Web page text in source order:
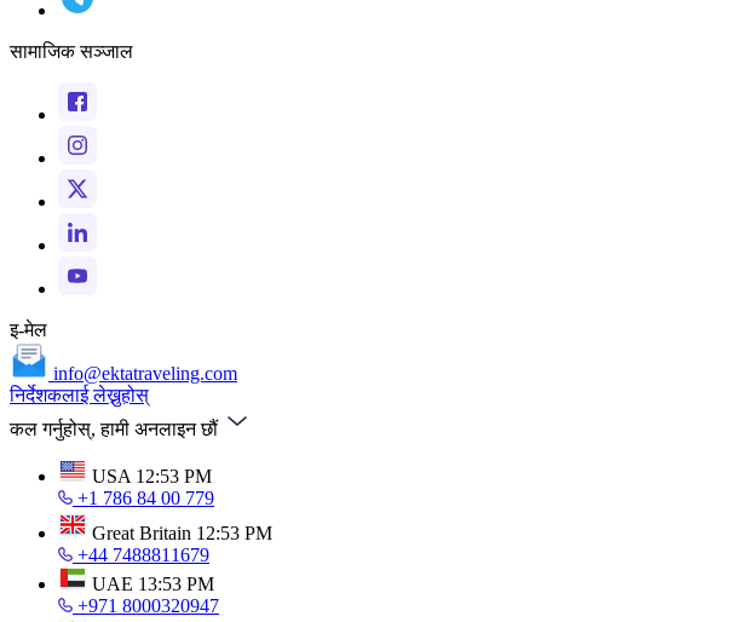
सामाजिक सञ्जाल
इ-मेल
info@ektatraveling.com
निर्देशकलाई लेख्नुहोस्
कल गर्नुहोस्, हामी अनलाइन छौं
USA 12:53 PM
+1 786 84 00 779
Great Britain 12:53 PM
+44 7488811679
UAE 13:53 PM
+971 8000320947